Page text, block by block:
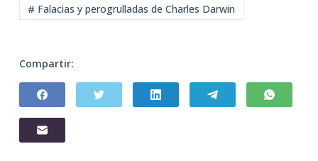
# Falacias y perogrulladas de Charles Darwin
Compartir: